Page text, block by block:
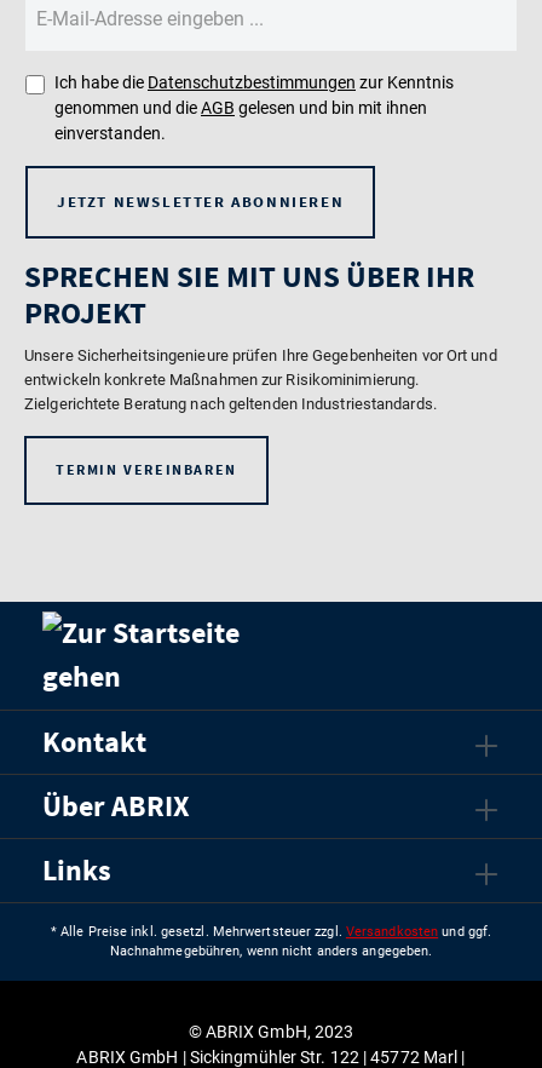
Ich habe die Datenschutzbestimmungen zur Kenntnis
genommen und dieAGB gelesen und bin mit ihnen
einverstanden.
JETZT NEWSLETTER ABONNIEREN
SPRECHEN SIE MIT UNS ÜBER IHR
PROJEKT
Unsere Sicherheitsingenieure prüfen Ihre Gegebenheiten vor Ort und
entwickeln konkrete Maßnahmen zur Risikominimierung.
Zielgerichtete Beratung nach geltenden Industriestandards.
TERMIN VEREINBAREN
Kontakt
Über ABRIX
Links
* Alle Preise inkl. gesetzl. Mehrwertsteuer zzgl. Versandkosten und ggf.
Nachnahmegebühren, wenn nicht anders angegeben.
© ABRIX GmbH, 2023
ABRIX GmbH | Sickingmühler Str. 122 | 45772 Marl |